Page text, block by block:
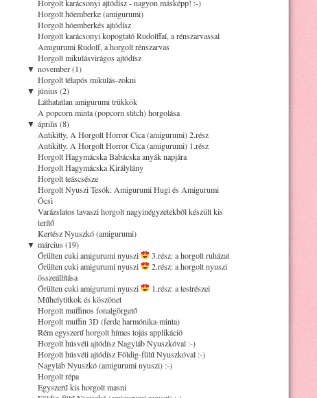
Horgolt karácsonyi ajtódísz - nagyon másképp! :-)
Horgolt hóemberke (amigurumi)
Horgolt hóemberkés ajtódísz
Horgolt karácsonyi kopogtató Rudolffal, a rénszarvassal
Amigurumi Rudolf, a horgolt rénszarvas
Horgolt mikulásvirágos ajtódísz
▼ november (1)
Horgolt télapós mikulás-zokni
▼ június (2)
Láthatatlan amigurumi trükkök
A popcorn minta (popcorn stitch) horgolása
▼ április (8)
Antikitty, A Horgolt Horror Cica (amigurumi) 2.rész
Antikitty, A Horgolt Horror Cica (amigurumi) 1.rész
Horgolt Hagymácska Babácska anyák napjára
Horgolt Hagymácska Királylány
Horgolt teáscsésze
Horgolt Nyuszi Tesók: Amigurumi Hugi és Amigurumi
Öcsi
Varázslatos tavaszi horgolt nagyinégyzetekből készült kis
terítő
Kertész Nyuszkó (amigurumi)
▼ március (19)
Őrülten cuki amigurumi nyuszi
3.rész: a horgolt ruházat
Őrülten cuki amigurumi nyuszi
2.rész: a horgolt nyuszi
összeállítása
Őrülten cuki amigurumi nyuszi
1.rész: a testrészei
Műhelytitkok és köszönet
Horgolt muffinos fonalgörgető
Horgolt muffin 3D (ferde harmónika-minta)
Rém egyszerű horgolt hímes tojás applikáció
Horgolt húsvéti ajtódísz Nagyláb Nyuszkóval :-)
Horgolt húsvéti ajtódísz Földig-fülű Nyuszkóval :-)
Nagyláb Nyuszkó (amigurumi nyuszi) :-)
Horgolt répa
Egyszerű kis horgolt masni